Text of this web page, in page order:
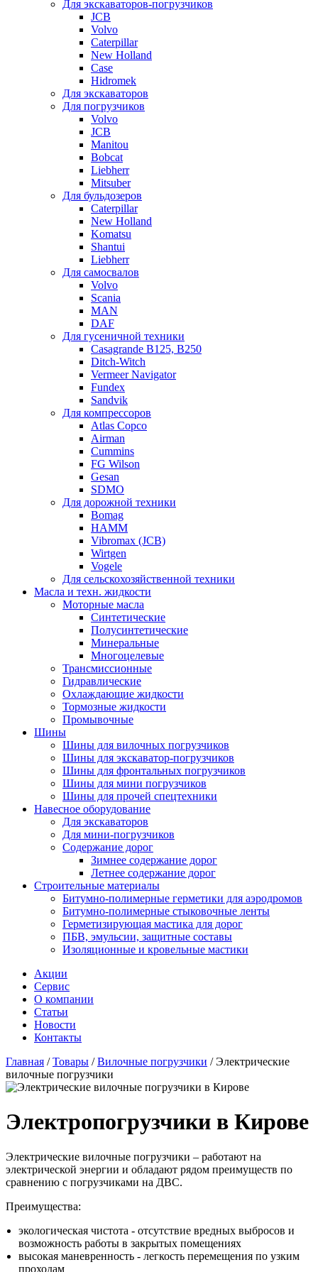
Для экскаваторов-погрузчиков
JCB
Volvo
Caterpillar
New Holland
Case
Hidromek
Для экскаваторов
Для погрузчиков
Volvo
JCB
Manitou
Bobcat
Liebherr
Mitsuber
Для бульдозеров
Caterpillar
New Holland
Komatsu
Shantui
Liebherr
Для самосвалов
Volvo
Scania
MAN
DAF
Для гусеничной техники
Casagrande B125, B250
Ditch-Witch
Vermeer Navigator
Fundex
Sandvik
Для компрессоров
Atlas Copco
Airman
Cummins
FG Wilson
Gesan
SDMO
Для дорожной техники
Bomag
HAMM
Vibromax (JCB)
Wirtgen
Vogele
Для сельскохозяйственной техники
Масла и техн. жидкости
Моторные масла
Синтетические
Полусинтетические
Минеральные
Многоцелевые
Трансмиссионные
Гидравлические
Охлаждающие жидкости
Тормозные жидкости
Промывочные
Шины
Шины для вилочных погрузчиков
Шины для экскаватор-погрузчиков
Шины для фронтальных погрузчиков
Шины для мини погрузчиков
Шины для прочей спецтехники
Навесное оборудование
Для экскаваторов
Для мини-погрузчиков
Содержание дорог
Зимнее содержание дорог
Летнее содержание дорог
Строительные материалы
Битумно-полимерные герметики для аэродромов
Битумно-полимерные стыковочные ленты
Герметизирующая мастика для дорог
ПБВ, эмульсии, защитные составы
Изоляционные и кровельные мастики
Акции
Сервис
О компании
Статьи
Новости
Контакты
Главная /Товары /Вилочные погрузчики /Электрические
вилочные погрузчики
Электропогрузчики в Кирове
Электрические вилочные погрузчики – работают на
электрической энергии и обладают рядом преимуществ по
сравнению с погрузчиками на ДВС.
Преимущества:
экологическая чистота - отсутствие вредных выбросов и
возможность работы в закрытых помещениях
высокая маневренность - легкость перемещения по узким
проходам